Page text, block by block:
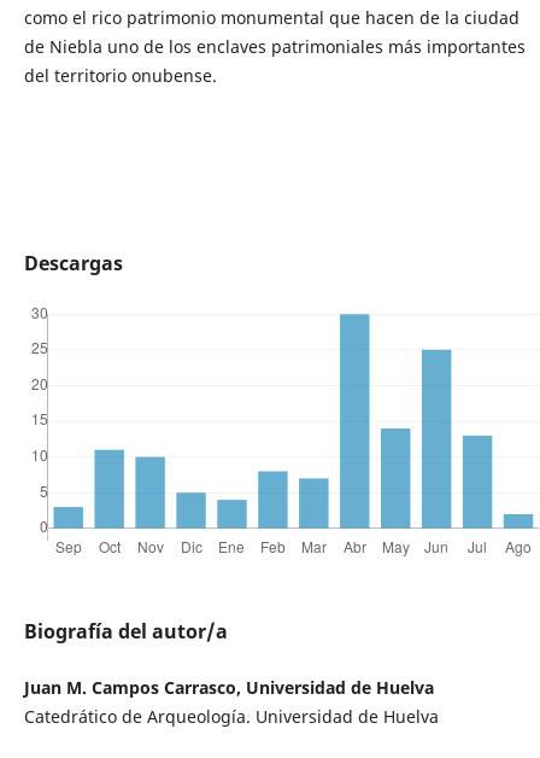
como el rico patrimonio monumental que hacen de la ciudad
de Niebla uno de los enclaves patrimoniales más importantes
del territorio onubense.
Descargas
Biografía del autor/a
Juan M. Campos Carrasco, Universidad de Huelva
Catedrático de Arqueología. Universidad de Huelva